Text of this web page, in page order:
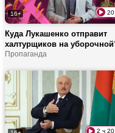
16+
Куда Лукашенко отправит
халтурщиков на
Как бизнес поможет
заработать в поле?
Пропаганда
2 ч